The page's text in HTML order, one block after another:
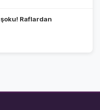
Raflardan